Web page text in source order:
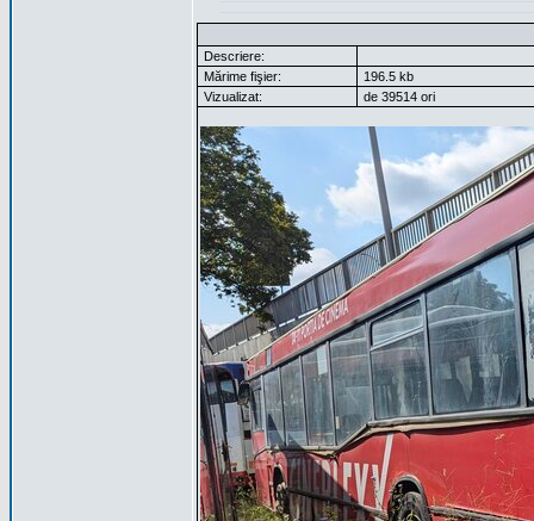
Descriere:
Mărime fişier:
196.5 kb
Vizualizat:
de 39514 ori